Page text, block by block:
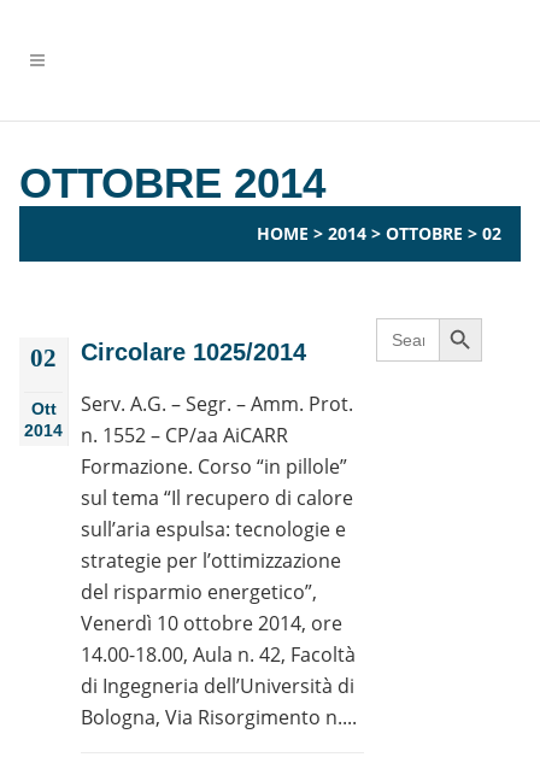
OTTOBRE 2014
HOME > 2014 > OTTOBRE > 02
02
Ott
2014
Circolare 1025/2014
Serv. A.G. – Segr. – Amm. Prot.
n. 1552 – CP/aa AiCARR
Formazione. Corso “in pillole”
sul tema “Il recupero di calore
sull’aria espulsa: tecnologie e
strategie per l’ottimizzazione
del risparmio energetico”,
Venerdì 10 ottobre 2014, ore
14.00-18.00, Aula n. 42, Facoltà
di Ingegneria dell’Università di
Bologna, Via Risorgimento n....
Search
for:
Search Button